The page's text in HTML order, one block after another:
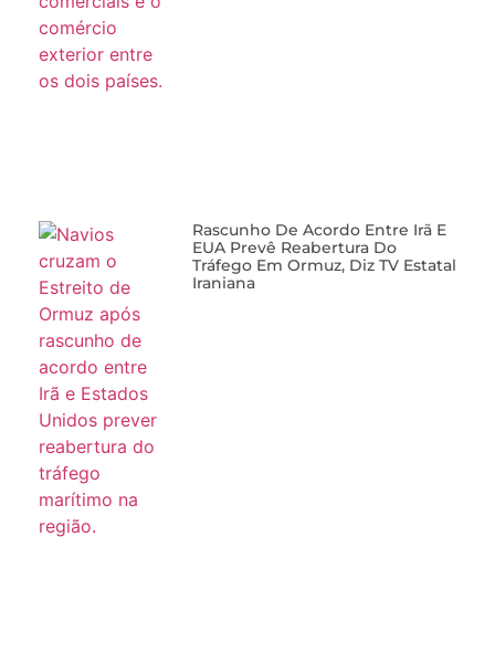
Rascunho De Acordo Entre Irã E
EUA Prevê Reabertura Do
Tráfego Em Ormuz, Diz TV Estatal
Iraniana